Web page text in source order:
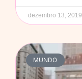
dezembro 13, 2019
MUNDO